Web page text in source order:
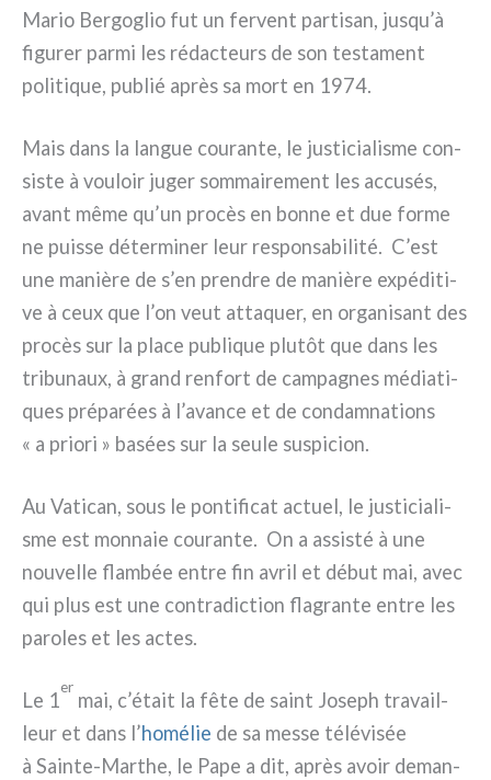
Mario Bergoglio fut un fer­vent par­ti­san, jusqu’à
figu­rer par­mi les rédac­teurs de son testa­ment
poli­ti­que, publié après sa mort en 1974.
Mais dans la lan­gue cou­ran­te, le justi­cia­li­sme con­
si­ste à vou­loir juger som­mai­re­ment les accu­sés,
avant même qu’un pro­cès en bon­ne et due for­me
ne puis­se déter­mi­ner leur respon­sa­bi­li­té. C’est
une maniè­re de s’en pren­dre de maniè­re expé­di­ti­
ve à ceux que l’on veut atta­quer, en orga­ni­sant des
pro­cès sur la pla­ce publi­que plu­tôt que dans les
tri­bu­naux, à grand ren­fort de cam­pa­gnes média­ti­
ques pré­pa­rées à l’avance et de con­dam­na­tions
« a prio­ri » basées sur la seu­le suspi­cion.
Au Vatican, sous le pon­ti­fi­cat actuel, le justi­cia­li­
sme est mon­na­ie cou­ran­te. On a assi­sté à une
nou­vel­le flam­bée entre fin avril et début mai, avec
qui plus est une con­tra­dic­tion fla­gran­te entre les
paro­les et les actes.
Le 1
er
mai, c’était la fête de saint Joseph tra­vail­
leur et dans l’homé­lie de sa mes­se télé­vi­sée
à Sainte-Marthe, le Pape a dit, après avoir deman­